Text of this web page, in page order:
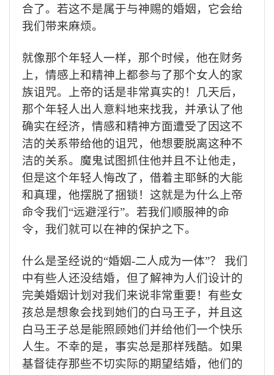
合了。若这不是属于与神赐的婚姻，它会给
我们带来麻烦。
就像那个年轻人一样，那个时候，他在财务
上，情感上和精神上都参与了那个女人的家
族诅咒。上帝的话是非常真实的！几天后，
那个年轻人出人意料地来找我，并承认了他
确实在经济，情感和精神方面遭受了因这不
洁的关系带给他的诅咒，他想要脱离这种不
洁的关系。魔鬼试图抓住他并且不让他走，
但是这个年轻人悔改了，借着主耶稣的大能
和真理，他摆脱了捆锁！这就是为什么上帝
命令我们“远避淫行”。若我们顺服神的命
令，我们就可以在神的保护之下。
什么是圣经说的“婚姻-二人成为一体”？
我们
中有些人还没结婚，但了解神为人们设计的
完美婚姻计划对我们来说非常重要！有些女
孩总是想象会找到她们的白马王子，并且这
白马王子总是能照顾她们并给他们一个快乐
人生。不幸的是，事实总是那样残酷。如果
基督徒存那些不切实际的期望结婚，他们的